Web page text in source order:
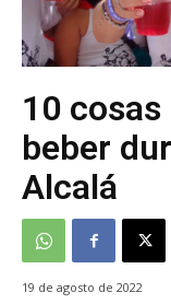
10
beber
Alcalá
19 de agosto de 2022